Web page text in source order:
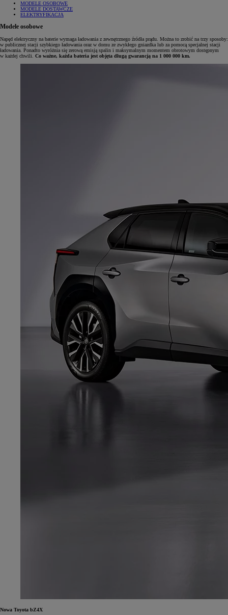
MODELE OSOBOWE
MODELE DOSTAWCZE
ELEKTRYFIKACJA
Modele osobowe
Napęd elektryczny na baterie wymaga ładowania z zewnętrznego źródła prądu. Można to zrobić na trzy sposoby:
w publicznej stacji szybkiego ładowania oraz w domu ze zwykłego gniazdka lub za pomocą specjalnej stacji
ładowania. Ponadto wyróżnia się zerową emisją spalin i maksymalnym momentem obrotowym dostępnym
w każdej chwili. Co ważne, każda bateria jest objęta długą gwarancją na 1 000 000 km.
Nowa Toyota bZ4X